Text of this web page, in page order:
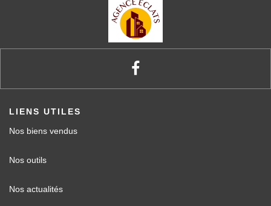
LIENS UTILES
Nos biens vendus
Nos outils
Nos actualités